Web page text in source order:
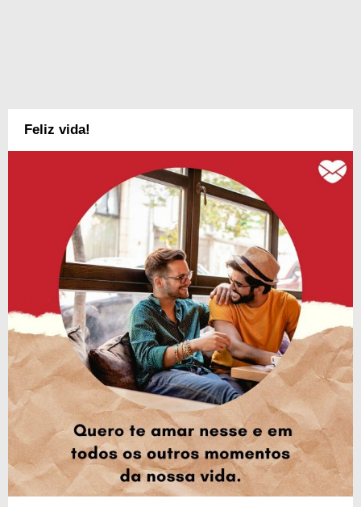
Feliz vida!